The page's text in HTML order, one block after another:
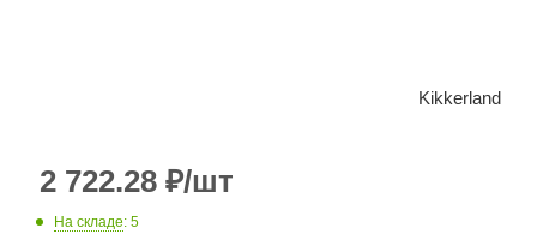
Kikkerland
2 722.28 ₽/шт
На складе: 5